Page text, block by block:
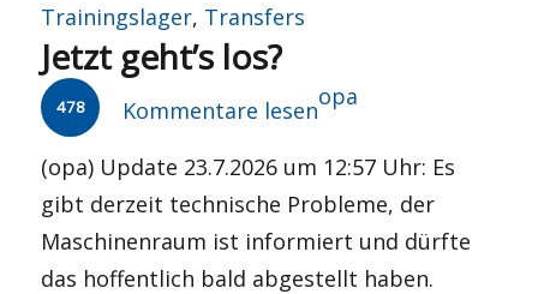
Trainingslager, Transfers
Jetzt geht’s los?
478 Kommentare lesen
Autor
opa
(opa) Update 23.7.2026 um 12:57 Uhr: Es
gibt derzeit technische Probleme, der
Maschinenraum ist informiert und dürfte
das hoffentlich bald abgestellt haben.